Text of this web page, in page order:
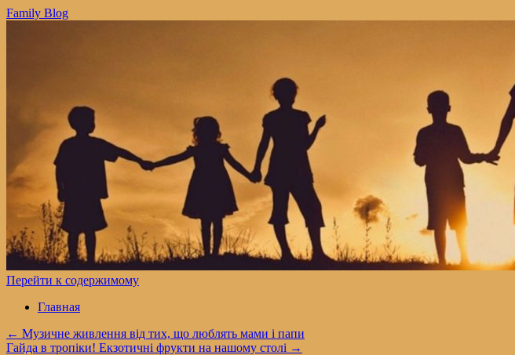
Family Blog
Перейти к содержимому
Главная
← Музичне живлення від тих, що люблять мами і папи
Гайда в тропіки! Екзотичні фрукти на нашому столі →